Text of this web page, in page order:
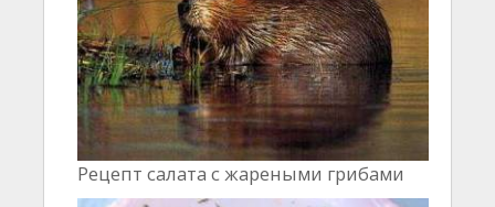
Рецепт салата с жареными грибами